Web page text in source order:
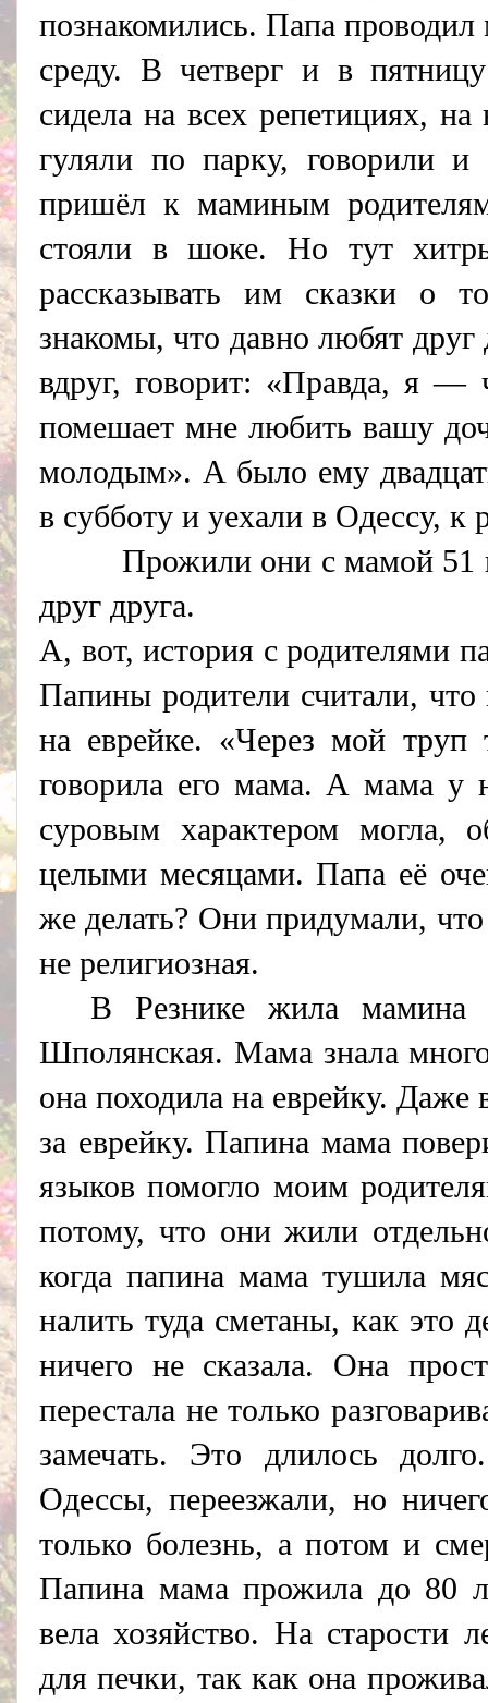
познакомились. Папа
среду. В четверг и в
сидела на всех репетициях,
гуляли по парку, говорили
пришёл к маминым
стояли в шоке. Но тут
рассказывать им сказки о
знакомы, что давно любят
вдруг, говорит: «Правда, я —
помешает мне любить вашу
молодым». А было ему
в субботу и уехали в Одессу,
Прожили они с мамой 51
друг друга.
А, вот, история с родителями
Папины родители считали,
на еврейке. «Через мой
говорила его мама. А мама у
суровым характером могла,
целыми месяцами. Папа её
же делать? Они придумали,
не религиозная.
В Резнике жила
Шполянская. Мама знала
она походила на еврейку.
за еврейку. Папина мама
языков помогло моим
потому, что они жили
когда папина мама тушила
налить туда сметаны, как это
ничего не сказала. Она
перестала не только
замечать. Это длилось
Одессы, переезжали, но
только болезнь, а потом и
Папина мама прожила до 80
вела хозяйство. На старости
для печки, так как она